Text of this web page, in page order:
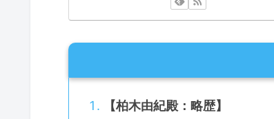
【柏木由紀殿：略歴】